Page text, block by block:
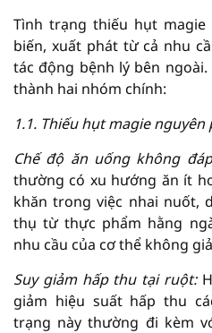
Tình trạng thiếu hụt
biến, xuất phát từ cả nhu
tác động bệnh lý bên ngoài.
thành hai nhóm chính:
1.1. Thiếu hụt magie nguyên
Chế độ ăn uống không
thường có xu hướng ăn ít
khăn trong việc nhai nuốt,
thụ từ thực phẩm hằng
nhu cầu của cơ thể không
Suy giảm hấp thu tại ruột:
giảm hiệu suất hấp thu
trạng này thường đi kèm